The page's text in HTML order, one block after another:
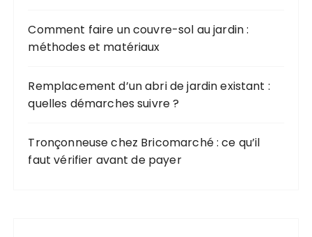
Comment faire un couvre-sol au jardin :
méthodes et matériaux
Remplacement d’un abri de jardin existant :
quelles démarches suivre ?
Tronçonneuse chez Bricomarché : ce qu’il
faut vérifier avant de payer